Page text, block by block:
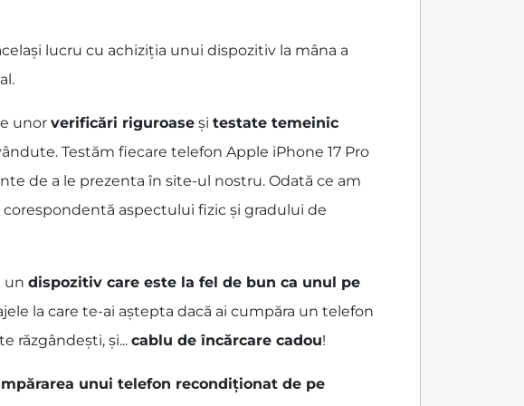
lucru cu achiziția unui dispozitiv la mâna a
unor verificări riguroase și testate temeinic
Testăm fiecare telefon Apple iPhone 17 Pro
de a le prezenta în site-ul nostru. Odată ce am
aspectului fizic și gradului de
un dispozitiv care este la fel de bun ca unul pe
la care te-ai aștepta dacă ai cumpăra un telefon
răzgândești, și... cablu de încărcare cadou!
unui telefon recondiționat de pe